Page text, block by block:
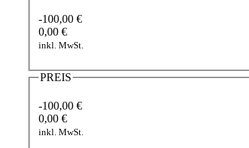
-100,00 €
0,00 €
inkl. MwSt.
PREIS
-100,00 €
0,00 €
inkl. MwSt.